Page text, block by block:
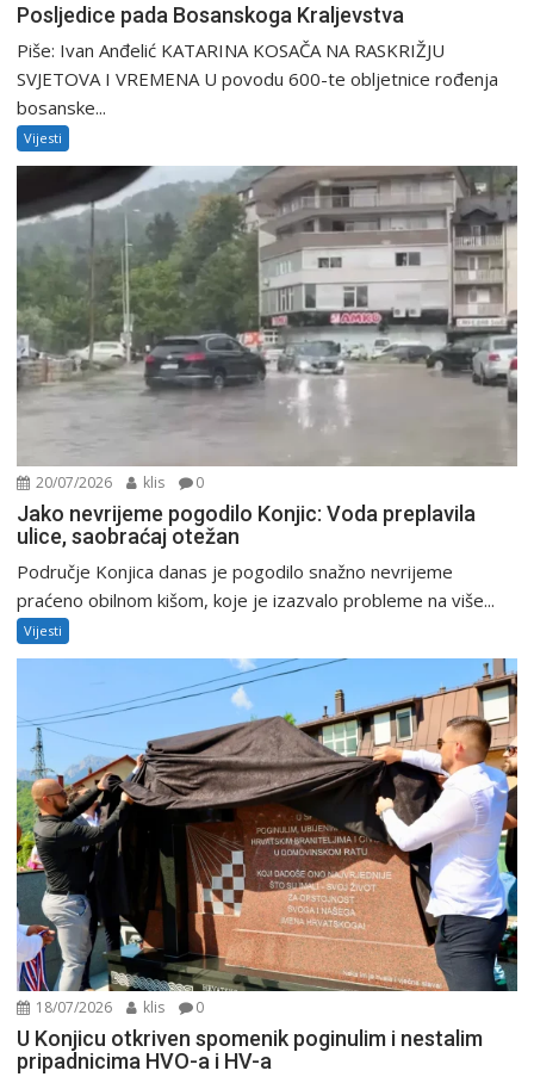
Posljedice pada Bosanskoga Kraljevstva
Piše: Ivan Anđelić KATARINA KOSAČA NA RASKRIŽJU
SVJETOVA I VREMENA U povodu 600-te obljetnice rođenja
bosanske...
Vijesti
20/07/2026 klis 0
Jako nevrijeme pogodilo Konjic: Voda preplavila
ulice, saobraćaj otežan
Područje Konjica danas je pogodilo snažno nevrijeme
praćeno obilnom kišom, koje je izazvalo probleme na više...
Vijesti
18/07/2026 klis 0
U Konjicu otkriven spomenik poginulim i nestalim
pripadnicima HVO-a i HV-a